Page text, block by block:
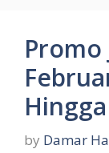
Promo
by Damar